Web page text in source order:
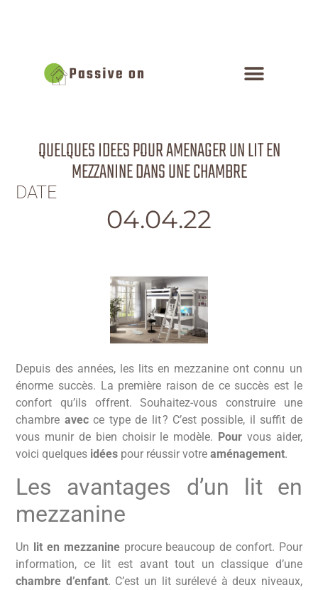
QUELQUES IDEES POUR AMENAGER UN LIT EN
MEZZANINE DANS UNE CHAMBRE
DATE
04.04.22
Depuis des années, les lits en mezzanine ont connu un
énorme succès. La première raison de ce succès est le
confort qu’ils offrent. Souhaitez-vous construire une
chambre avecce type de lit ? C’est possible, il suffit de
vous munir de bien choisir le modèle. Pour vous aider,
voici quelques idées pour réussir votreaménagement.
Les avantages d’un lit en
mezzanine
Un lit en mezzanineprocure beaucoup de confort. Pour
information, ce lit est avant tout un classique d’une
chambre d’enfant. C’est un lit surélevé à deux niveaux,